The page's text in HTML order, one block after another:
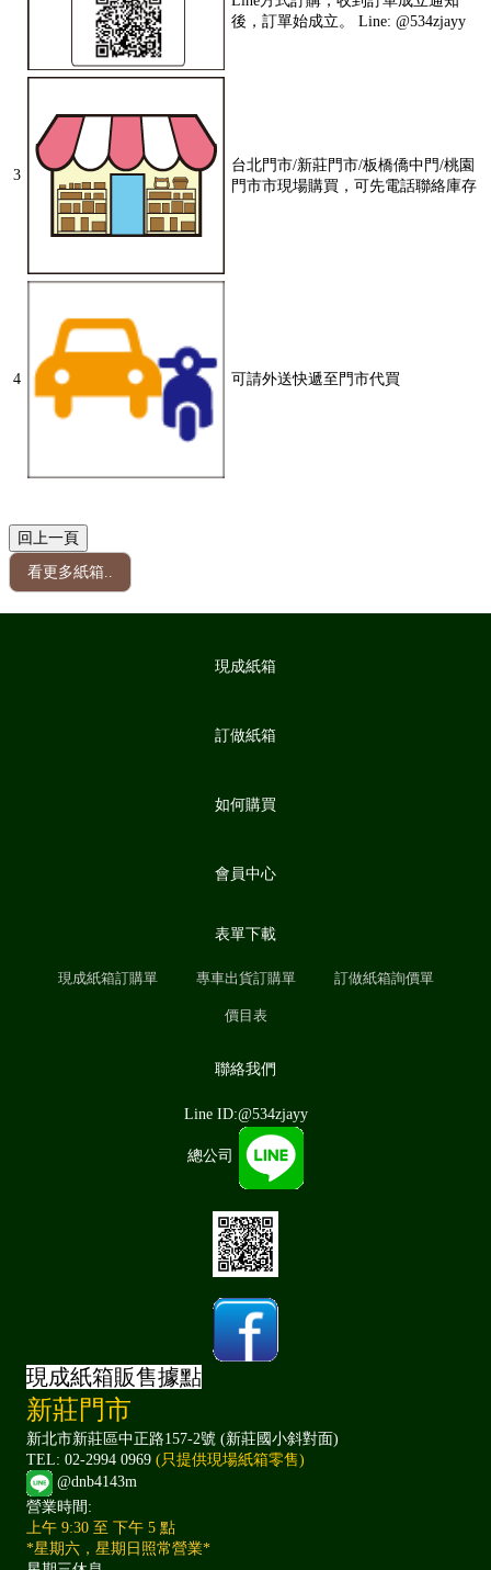
後，訂單始成立。 Line: @534zjayy
3
台北門市/新莊門市/板橋僑中門/桃園
門市市現場購買，可先電話聯絡庫存
4 可請外送快遞至門市代買
看更多紙箱..
現成紙箱
訂做紙箱
如何購買
會員中心
表單下載
現成紙箱訂購單 專車出貨訂購單 訂做紙箱詢價單
價目表
聯絡我們
Line ID:@534zjayy
總公司
現成紙箱販售據點
新莊門市
新北市新莊區中正路157-2號 (新莊國小斜對面)
TEL: 02-2994 0969 (只提供現場紙箱零售)
@dnb4143m
營業時間:
上午 9:30 至 下午 5 點
*星期六，星期日照常營業*